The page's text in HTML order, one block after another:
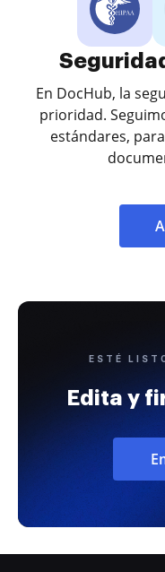
En DocHub, la
prioridad.
estándares,
ESTÉ
Edita y